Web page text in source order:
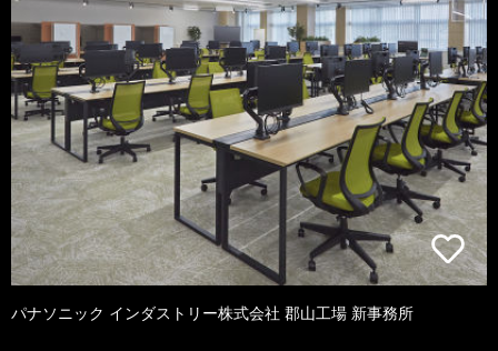
パナソニック インダストリー株式会社 郡山工場 新事務所